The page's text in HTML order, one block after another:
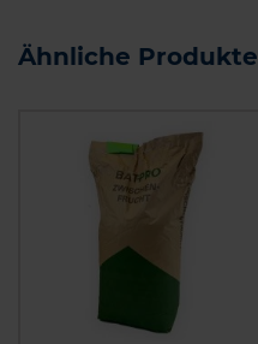
Ähnliche Produkte